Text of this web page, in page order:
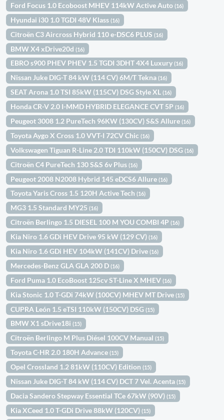
Ford Focus 1.0 Ecoboost MHEV 114kW Active Auto(16)
Hyundai i30 1.0 TGDI 48V Klass(16)
Citroën C3 Aircross Hybrid 110 e-DSC6 PLUS(16)
BMW X4 xDrive20d(16)
EBRO s900 PHEV PHEV 1.5 TGDI 3DHT 4X4 Luxury(16)
Nissan Juke DIG-T 84 kW (114 CV) 6M/T Tekna(16)
SEAT Arona 1.0 TSI 85kW (115CV) DSG Style XL(16)
Honda CR-V 2.0 I-MMD HYBRID ELEGANCE CVT 5P(16)
Peugeot 3008 1.2 PureTech 96KW (130CV) S&S Allure(16)
Toyota Aygo X Cross 1.0 VVT-I 72CV Chic(16)
Volkswagen Tiguan R-Line 2.0 TDI 110kW (150CV) DSG(16)
Citroën C4 PureTech 130 S&S 6v Plus(16)
Peugeot 2008 N2008 Hybrid 145 eDCS6 Allure(16)
Toyota Yaris Cross 1.5 120H Active Tech(16)
MG3 1.5 Standard MY25(16)
Citroën Berlingo 1.5 DIESEL 100 M YOU COMBI 4P(16)
Kia Niro 1.6 GDi HEV Drive 95 kW (129 CV)(16)
Kia Niro 1.6 GDi HEV 104kW (141CV) Drive(16)
Mercedes-Benz GLA GLA 200 D(16)
Ford Puma 1.0 EcoBoost 125cv ST-Line X MHEV(16)
Kia Stonic 1.0 T-GDi 74kW (100CV) MHEV MT Drive(15)
CUPRA León 1.5 eTSI 110kW (150CV) DSG(15)
BMW X1 sDrive18i(15)
Citroën Berlingo M Plus Diésel 100CV Manual(15)
Toyota C-HR 2.0 180H Advance(15)
Opel Crossland 1.2 81kW (110CV) Edition(15)
Nissan Juke DIG-T 84 kW (114 CV) DCT 7 Vel. Acenta(15)
Dacia Sandero Stepway Essential TCe 67kW (90V)(15)
Kia XCeed 1.0 T-GDi Drive 88kW (120CV)(15)